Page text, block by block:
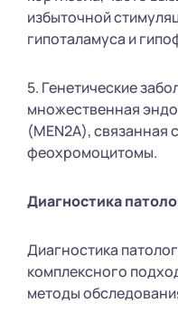
избыточной
гипоталамуса и
5. Генетические
множественная
(MEN2A), связанная
феохромоцитомы.
Диагностика
Диагностика
комплексного
методы